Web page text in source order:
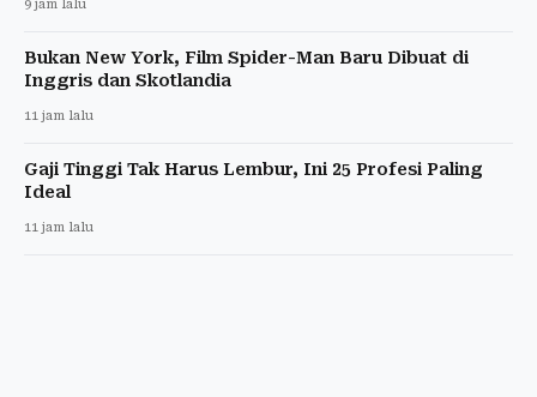
9 jam lalu
Bukan New York, Film Spider-Man Baru Dibuat di
Inggris dan Skotlandia
11 jam lalu
Gaji Tinggi Tak Harus Lembur, Ini 25 Profesi Paling
Ideal
11 jam lalu